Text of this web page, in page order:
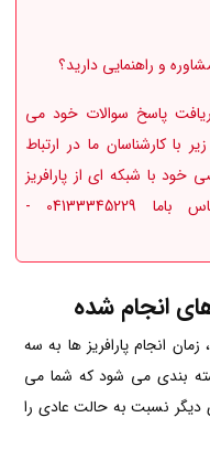
و راهنمایی دارید؟
پاسخ سوالات خود می
با کارشناسان ما در ارتباط
خود با شبکه ای از پارافریز
کنندگان حرفه ای بدرخشید. تماس باما 04133345229 -
انجام شده
انجام پارافریز ها به سه
بندی می شود که شما می
دیگر نسبت به حالت عادی را